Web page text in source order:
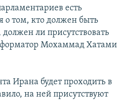
есть
о том, кто должен быть
ли присутствовать
Мохаммад Хатами
Ирана будет проходить в
на ней присутствуют